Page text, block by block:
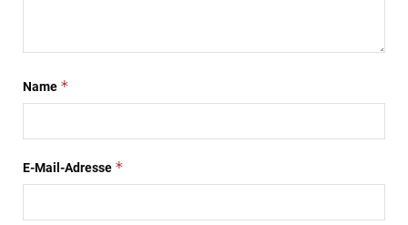
Name *
E-Mail-Adresse *